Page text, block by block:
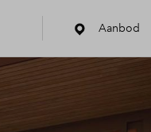
Aanbod